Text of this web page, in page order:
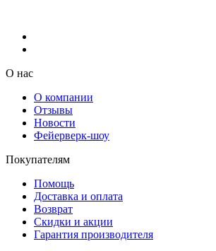
О нас
О компании
Отзывы
Новости
Фейерверк-шоу
Покупателям
Помощь
Доставка и оплата
Возврат
Скидки и акции
Гарантия производителя